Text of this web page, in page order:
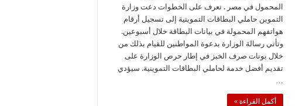
المحمول في مصر . تعرف على الخطوات دعت وزارة
التموين حاملي البطاقات التموينية إلى تسجيل أرقام
هواتفهم المحمولة في بيانات البطاقة خلال أسبوعين.
وتأتي رسالة الوزارة بدعوة المواطنين للقيام بذلك من
خلال بونات صرف الخبز في إطار حرص الوزارة على
تقديم أفضل خدمة لحاملي البطاقات التموينية. سيؤدي
أكمل القراءة »